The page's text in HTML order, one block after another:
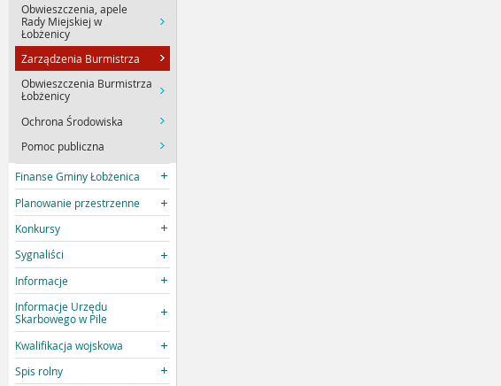
Obwieszczenia, apele
Rady Miejskiej w
Łobżenicy
Zarządzenia Burmistrza
Obwieszczenia Burmistrza
Łobżenicy
Ochrona Środowiska
Pomoc publiczna
Finanse Gminy Łobżenica
Planowanie przestrzenne
Konkursy
Sygnaliści
Informacje
Informacje Urzędu
Skarbowego w Pile
Kwalifikacja wojskowa
Spis rolny